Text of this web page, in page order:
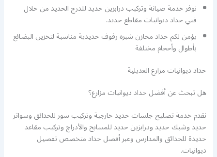
نوفر خدمة صيانة وتركيب درابزين حديد للدرج الحديد من خلال
فني حداد ديوانيات مقاطع حديد.
يؤمن لكم حداد مخازن شبره رفوف حديدية مناسبة لتخزين البضائع
بأطوال وأحجام مختلفة
حداد ديوانيات مزارع العديلية
هل تبحث عن أفضل حداد ديوانيات مزارع؟
نقدم خدمة تصليح جلسات حديد خارجية وتركيب سور للحدائق وسواتر
حديد وشبك حديد ودرابزين حديد للمسابح والأدراج وتركيب مقاعد
حديدة للحدائق والمدارس وعبر أفضل حداد متخصص تفصيل
ديوانيات.